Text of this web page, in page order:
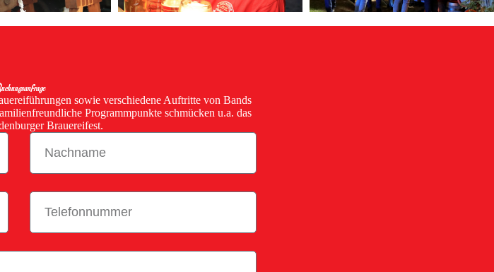
sowie verschiedene Auftritte von Bands
Programmpunkte schmücken u.a. das
Brauereifest.